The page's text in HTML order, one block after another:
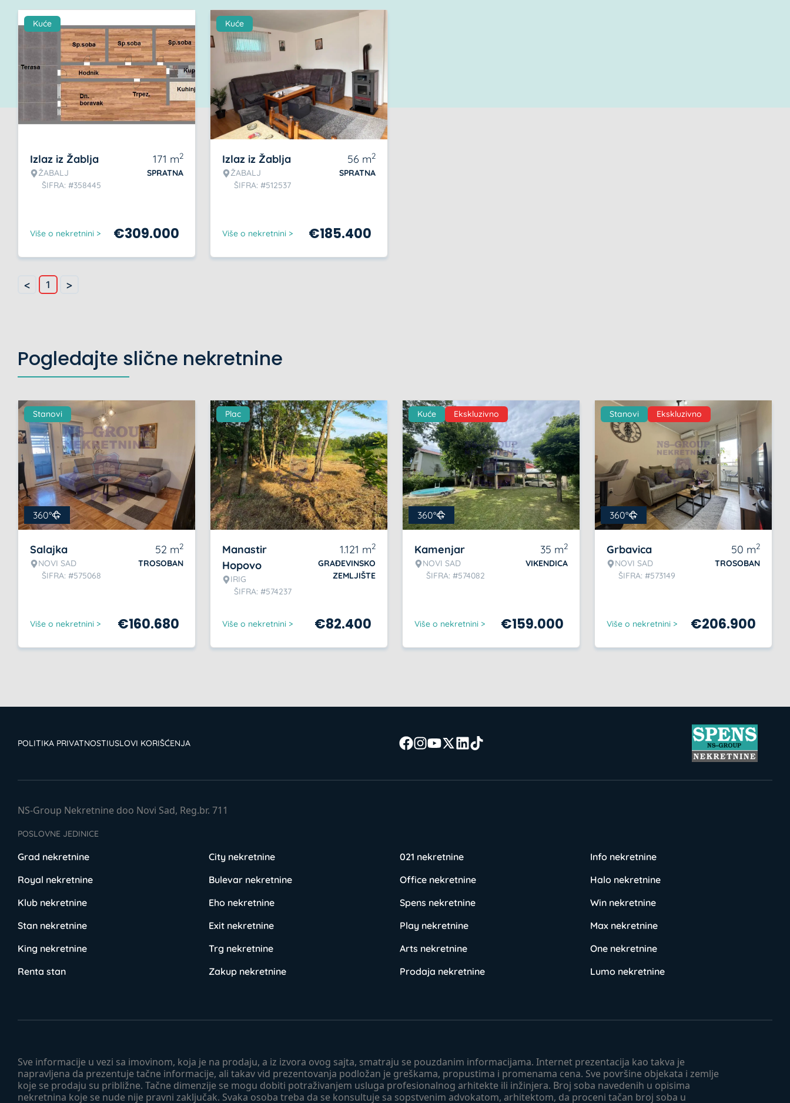
Kuće
Izlaz iz Žablja
ŽABALJ
ŠIFRA: #358445
171 m2
SPRATNA
Više o nekretnini > €309.000
Kuće
Izlaz iz Žablja
ŽABALJ
ŠIFRA: #512537
56 m2
SPRATNA
Više o nekretnini > €185.400
< 1 >
Pogledajte slične nekretnine
Stanovi
360°
Salajka
NOVI SAD
ŠIFRA: #575068
52 m2
TROSOBAN
Više o nekretnini > €160.680
Plac
Manastir
Hopovo
IRIG
ŠIFRA: #574237
1.121 m2
GRAĐEVINSKO
ZEMLJIŠTE
Više o nekretnini > €82.400
Kuće Ekskluzivno
360°
Kamenjar
NOVI SAD
ŠIFRA: #574082
35 m2
VIKENDICA
Više o nekretnini > €159.000
Stanovi Ekskluzivno
360°
Grbavica
NOVI SAD
ŠIFRA: #573149
50 m2
TROSOBAN
Više o nekretnini > €206.900
POLITIKA PRIVATNOSTIUSLOVI KORIŠĆENJA
Sve informacije u vezi sa imovinom, koja je na prodaju, a iz izvora ovog sajta, smatraju se pouzdanim informacijama. Internet prezentacija kao takva je
napravljena da prezentuje tačne informacije, ali takav vid prezentovanja podložan je greškama, propustima i promenama cena. Sve površine objekata i zemlje
koje se prodaju su približne. Tačne dimenzije se mogu dobiti potraživanjem usluga profesionalnog arhitekte ili inžinjera. Broj soba navedenih u opisima
nekretnina koje se nude nije pravni zaključak. Svaka osoba treba da se konsultuje sa sopstvenim advokatom, arhitektom, da proceni tačan broj soba u
NS-Group Nekretnine doo Novi Sad, Reg.br. 711
POSLOVNE JEDINICE
Grad nekretnine City nekretnine 021 nekretnine
Info nekretnine
Royal nekretnine
Bulevar nekretnine Office nekretnine
Halo nekretnine
Klub nekretnine
Eho nekretnine Spens nekretnine
Win nekretnine
Stan nekretnine
Exit nekretnine Play nekretnine
Max nekretnine
King nekretnine
Trg nekretnine Arts nekretnine
One nekretnine
Renta stan
Zakup nekretnine Prodaja nekretnine Lumo nekretnine